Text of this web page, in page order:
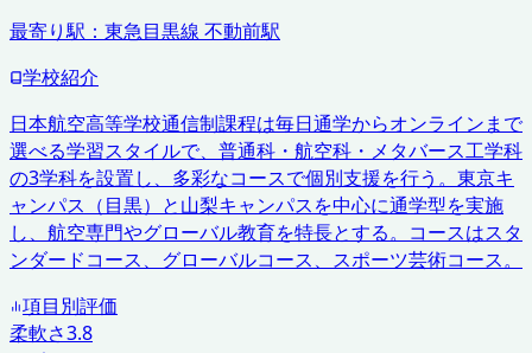
最寄り駅： 東急目黒線 不動前駅
学校紹介
日本航空高等学校通信制課程は毎日通学からオンラインまで
選べる学習スタイルで、普通科・航空科・メタバース工学科
の3学科を設置し、多彩なコースで個別支援を行う。東京キ
ャンパス（目黒）と山梨キャンパスを中心に通学型を実施
し、航空専門やグローバル教育を特長とする。コースはスタ
ンダードコース、グローバルコース、スポーツ芸術コース。
項目別評価
柔軟さ3.8